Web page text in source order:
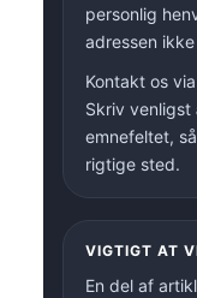
personlig
adressen
Kontakt os
Skriv venligst
emnefeltet,
rigtige sted.
VIGTIGT AT
En del af